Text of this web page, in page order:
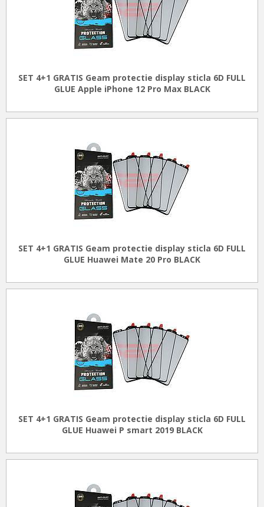
SET 4+1 GRATIS Geam protectie display sticla 6D FULL
GLUE Apple iPhone 12 Pro Max BLACK
SET 4+1 GRATIS Geam protectie display sticla 6D FULL
GLUE Huawei Mate 20 Pro BLACK
SET 4+1 GRATIS Geam protectie display sticla 6D FULL
GLUE Huawei P smart 2019 BLACK